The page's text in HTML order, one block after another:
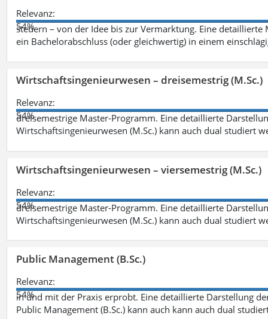
Relevanz:
54%
steuern – von der Idee bis zur Vermarktung. Eine
ein Bachelorabschluss (oder gleichwertig) in einem
Wirtschaftsingenieurwesen – dreisemestrig (M.Sc.)
Relevanz:
54%
dreisemestrige Master-Programm. Eine detaillierte
Wirtschaftsingenieurwesen (M.Sc.) kann auch dual studiert
Wirtschaftsingenieurwesen – viersemestrig (M.Sc.)
Relevanz:
54%
dreisemestrige Master-Programm. Eine detaillierte
Wirtschaftsingenieurwesen (M.Sc.) kann auch dual studiert
Public Management (B.Sc.)
Relevanz:
54%
in und mit der Praxis erprobt. Eine detaillierte Darstellung
Public Management (B.Sc.) kann auch kann auch dual